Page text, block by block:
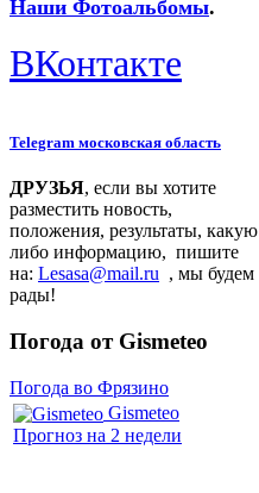
Наши Фотоальбомы.
ВКонтакте
Telegram московская область
ДРУЗЬЯ, если вы хотите
разместить новость,
положения, результаты, какую
либо информацию, пишите
на: Lesasa@mail.ru , мы будем
рады!
Погода от Gismeteo
Погода во Фрязино
Gismeteo
Прогноз на 2 недели